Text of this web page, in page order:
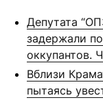
Депутата
задержали
оккупантов.
Вблизи
пытаясь